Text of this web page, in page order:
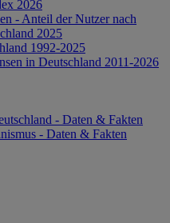
2026
- Anteil der Nutzer nach
2025
1992-2025
in Deutschland 2011-2026
- Daten & Fakten
- Daten & Fakten